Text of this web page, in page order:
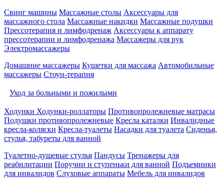
Свинг машины Массажные столы Аксессуары для
массажного стола Массажные накидки Массажные подушки
Прессотерапия и лимфодренаж Аксессуары к аппарату
прессотерапии и лимфодренажа Массажеры для рук
Электромассажеры
Домашние массажеры Кушетки для массажа Автомобильные
массажеры Стоун-терапия
Уход за больными и пожилыми
Ходунки Ходунки-роллаторы Противопролежневые матрасы
Подушки противопролежневые Кресла каталки Инвалидные
кресла-коляски Кресла-туалеты Насадки для туалета Сиденья,
стулья, табуреты для ванной
Туалетно-душевые стулья Пандусы Тренажеры для
реабилитации Поручни и ступеньки для ванной Подъемники
для инвалидов Слуховые аппараты Мебель для инвалидов